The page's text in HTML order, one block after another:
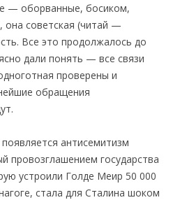
— оборванные, босиком,
советская (читай —
Все это продолжалось до
дали понять — все связи
проверены и
обращения
антисемитизм
провозглашением государства
устроили Голде Меир 50 000
стала для Сталина шоком